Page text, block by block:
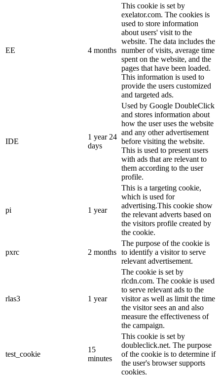
EE 4 months
This cookie is set by
exelator.com. The cookies is
used to store information
about users' visit to the
website. The data includes the
number of visits, average time
spent on the website, and the
pages that have been loaded.
This information is used to
provide the users customized
and targeted ads.
IDE
1 year 24
days
Used by Google DoubleClick
and stores information about
how the user uses the website
and any other advertisement
before visiting the website.
This is used to present users
with ads that are relevant to
them according to the user
profile.
pi 1 year
This is a targeting cookie,
which is used for
advertising.This cookie show
the relevant adverts based on
the visitors profile created by
the cookie.
pxrc 2 months
The purpose of the cookie is
to identify a visitor to serve
relevant advertisement.
rlas3 1 year
The cookie is set by
rlcdn.com. The cookie is used
to serve relevant ads to the
visitor as well as limit the time
the visitor sees an and also
measure the effectiveness of
the campaign.
test_cookie
15
minutes
This cookie is set by
doubleclick.net. The purpose
of the cookie is to determine if
the user's browser supports
cookies.